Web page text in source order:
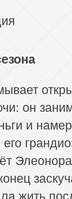
он
и
Элеонора
жить